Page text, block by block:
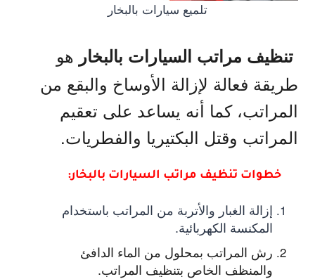
تلميع سيارات بالبخار
تنظيف مراتب السيارات بالبخار هو
طريقة فعالة لإزالة الأوساخ والبقع من
المراتب، كما أنه يساعد على تعقيم
المراتب وقتل البكتيريا والفطريات.
خطوات تنظيف مراتب السيارات بالبخار:
إزالة الغبار والأتربة من المراتب باستخدام
المكنسة الكهربائية.
رش المراتب بمحلول من الماء الدافئ
والمنظف الخاص بتنظيف المراتب.